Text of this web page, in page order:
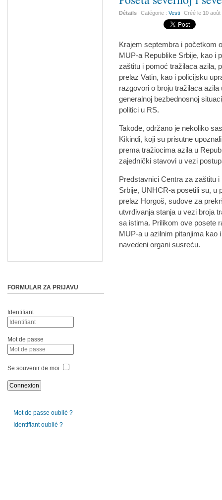
Détails Catégorie :Vesti Créé le 10 août
Krajem septembra i početkom
MUP-a Republike Srbije, kao i
zaštitu i pomoć tražilaca azila,
prelaz Vatin, kao i policijsku
razgovori o broju tražilaca
generalnoj bezbednosnoj
politici u RS.
Takođe, održano je nekoliko
Kikindi, koji su prisutne
prema tražiocima azila u
zajednički stavovi u vezi
Predstavnici Centra za zaštitu
Srbije, UNHCR-a posetili su, u
prelaz Horgoš, sudove za
utvrđivanja stanja u vezi broja
sa istima. Prilikom ove posete
MUP-a u azilnim pitanjima kao
navedeni organi susreću.
FORMULAR ZA PRIJAVU
Identifiant
Mot de passe
Se souvenir de moi
Mot de passe oublié ?
Identifiant oublié ?